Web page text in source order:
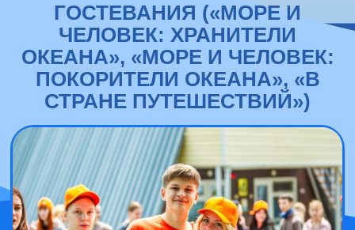
ГОСТЕВАНИЯ («МОРЕ И
ЧЕЛОВЕК: ХРАНИТЕЛИ
ОКЕАНА», «МОРЕ И ЧЕЛОВЕК:
ПОКОРИТЕЛИ ОКЕАНА», «В
СТРАНЕ ПУТЕШЕСТВИЙ»)